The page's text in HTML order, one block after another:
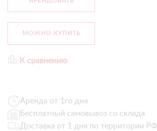
МОЖНО КУПИТЬ
К сравнению
Аренда от 1го дня
Бесплатный самовывоз со склада
Доставка от 1 дня по территории